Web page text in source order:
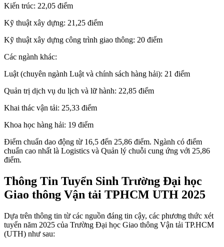
Kiến trúc: 22,05 điểm
Kỹ thuật xây dựng: 21,25 điểm
Kỹ thuật xây dựng công trình giao thông: 20 điểm
Các ngành khác:
Luật (chuyên ngành Luật và chính sách hàng hải): 21 điểm
Quản trị dịch vụ du lịch và lữ hành: 22,85 điểm
Khai thác vận tải: 25,33 điểm
Khoa học hàng hải: 19 điểm
Điểm chuẩn dao động từ 16,5 đến 25,86 điểm. Ngành có điểm
chuẩn cao nhất là Logistics và Quản lý chuỗi cung ứng với 25,86
điểm.
Thông Tin Tuyển Sinh Trường Đại học
Giao thông Vận tải TPHCM UTH 2025
Dựa trên thông tin từ các nguồn đáng tin cậy, các phương thức xét
tuyển năm 2025 của Trường Đại học Giao thông Vận tải TP.HCM
(UTH) như sau: